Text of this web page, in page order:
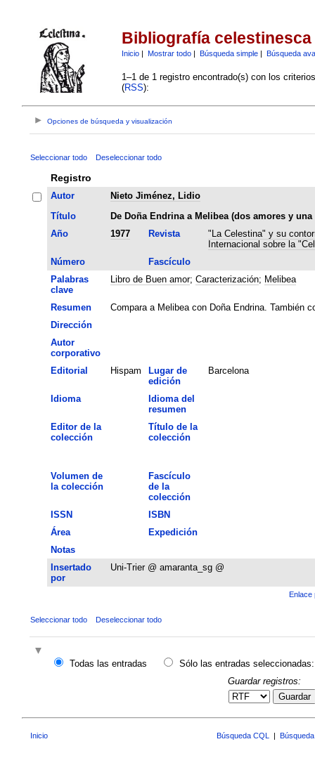
Bibliografía celestinesca
Inicio| Mostrar todo| Búsqueda simple| Búsqueda
1–1 de 1 registro encontrado(s) con los
(RSS):
Opciones de búsqueda y visualización
Seleccionar todo Deseleccionar todo
Registro
Autor
Nieto Jiménez, Lidio
Título
De Doña Endrina a Melibea (dos amores y una
Año
1977 Revista
"La Celestina" y su
Internacional sobre la
Número
Fascículo
Palabras
clave
Libro de Buen amor; Caracterización; Melibea
Resumen
Compara a Melibea con Doña Endrina. También
Dirección
Autor
corporativo
Editorial
Hispam
Lugar de
edición
Barcelona
Idioma
Idioma del
resumen
Editor de la
colección
Título de la
colección
Volumen de
la colección
Fascículo
de la
colección
ISSN
ISBN
Área
Expedición
Notas
Insertado
por
Uni-Trier @ amaranta_sg @
Enlace
Seleccionar todo Deseleccionar todo
Todas las entradas
Sólo las entradas seleccionadas:
Guardar registros:
Guardar
Inicio Búsqueda CQL